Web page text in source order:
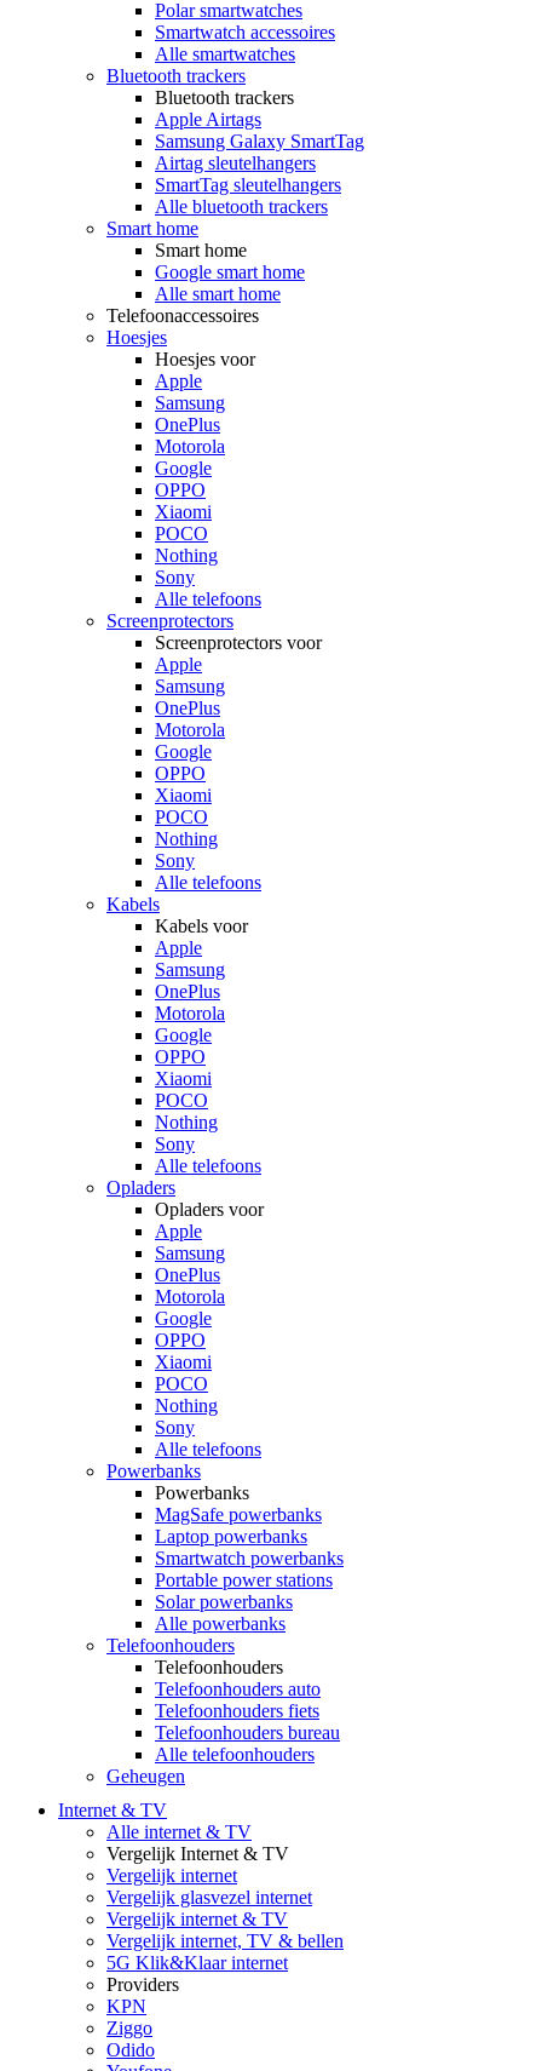
Polar smartwatches
Smartwatch accessoires
Alle smartwatches
Bluetooth trackers
Bluetooth trackers
Apple Airtags
Samsung Galaxy SmartTag
Airtag sleutelhangers
SmartTag sleutelhangers
Alle bluetooth trackers
Smart home
Smart home
Google smart home
Alle smart home
Telefoonaccessoires
Hoesjes
Hoesjes voor
Apple
Samsung
OnePlus
Motorola
Google
OPPO
Xiaomi
POCO
Nothing
Sony
Alle telefoons
Screenprotectors
Screenprotectors voor
Apple
Samsung
OnePlus
Motorola
Google
OPPO
Xiaomi
POCO
Nothing
Sony
Alle telefoons
Kabels
Kabels voor
Apple
Samsung
OnePlus
Motorola
Google
OPPO
Xiaomi
POCO
Nothing
Sony
Alle telefoons
Opladers
Opladers voor
Apple
Samsung
OnePlus
Motorola
Google
OPPO
Xiaomi
POCO
Nothing
Sony
Alle telefoons
Powerbanks
Powerbanks
MagSafe powerbanks
Laptop powerbanks
Smartwatch powerbanks
Portable power stations
Solar powerbanks
Alle powerbanks
Telefoonhouders
Telefoonhouders
Telefoonhouders auto
Telefoonhouders fiets
Telefoonhouders bureau
Alle telefoonhouders
Geheugen
Internet & TV
Alle internet & TV
Vergelijk Internet & TV
Vergelijk internet
Vergelijk glasvezel internet
Vergelijk internet & TV
Vergelijk internet, TV & bellen
5G Klik&Klaar internet
Providers
KPN
Ziggo
Odido